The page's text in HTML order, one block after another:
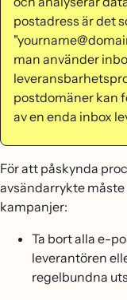
postadress är det
man använder
postdomäner kan
av en enda inbox
För att påskynda
avsändarrykte
kampanjer:
Ta bort alla e-
leverantören
regelbundna